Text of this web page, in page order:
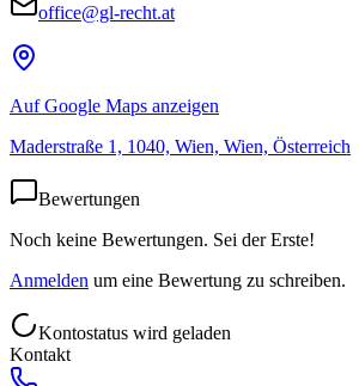
office@gl-recht.at
Auf Google Maps anzeigen
Maderstraße 1, 1040, Wien, Wien, Österreich
Bewertungen
Noch keine Bewertungen. Sei der Erste!
Anmelden um eine Bewertung zu schreiben.
Kontostatus wird geladen
Kontakt